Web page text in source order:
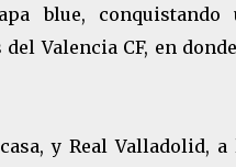
blue, conquistando
Valencia CF, en
y Real Valladolid,